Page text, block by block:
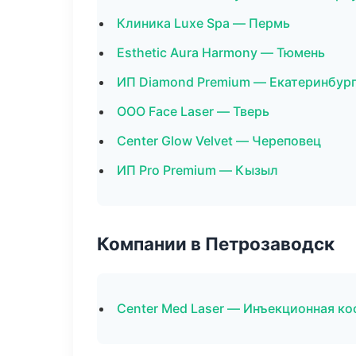
Клиника Luxe Spa — Пермь
Esthetic Aura Harmony — Тюмень
ИП Diamond Premium — Екатеринбург
ООО Face Laser — Тверь
Center Glow Velvet — Череповец
ИП Pro Premium — Кызыл
Компании в Петрозаводск
Center Med Laser — Инъекционная